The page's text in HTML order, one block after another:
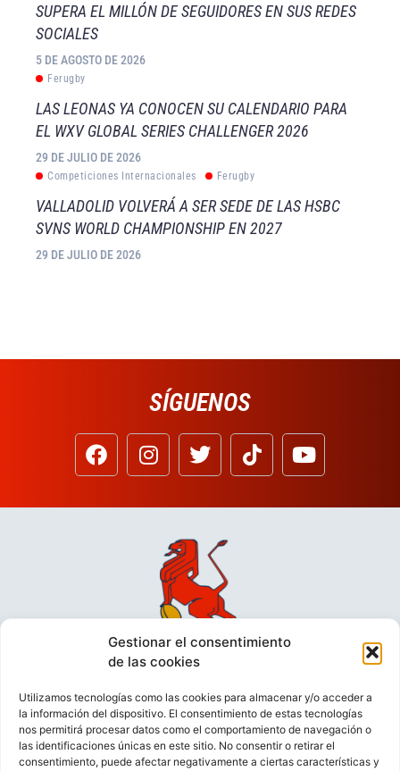
Gestionar el consentimiento
de las cookies
Utilizamos tecnologías como las cookies para almacenar y/o acceder a
la información del dispositivo. El consentimiento de estas tecnologías
nos permitirá procesar datos como el comportamiento de navegación o
las identificaciones únicas en este sitio. No consentir o retirar el
consentimiento, puede afectar negativamente a ciertas características y
SUPERA EL MILLÓN DE SEGUIDORES EN SUS REDES
SOCIALES
5 DE AGOSTO DE 2026
Ferugby
LAS LEONAS YA CONOCEN SU CALENDARIO PARA
EL WXV GLOBAL SERIES CHALLENGER 2026
29 DE JULIO DE 2026
Competiciones Internacionales Ferugby
VALLADOLID VOLVERÁ A SER SEDE DE LAS HSBC
SVNS WORLD CHAMPIONSHIP EN 2027
29 DE JULIO DE 2026
SÍGUENOS